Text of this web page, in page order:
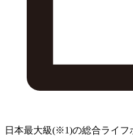
日本最大級(※1)の総合ライフ